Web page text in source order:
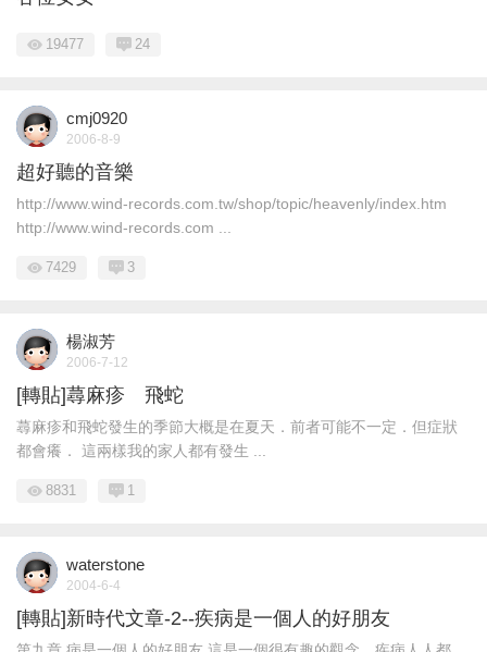
19477 24
cmj0920
2006-8-9
超好聽的音樂
http://www.wind-records.com.tw/shop/topic/heavenly/index.htm
http://www.wind-records.com ...
7429 3
楊淑芳
2006-7-12
[轉貼]蕁麻疹 飛蛇
蕁麻疹和飛蛇發生的季節大概是在夏天．前者可能不一定．但症狀
都會癢． 這兩樣我的家人都有發生 ...
8831 1
waterstone
2004-6-4
[轉貼]新時代文章-2--疾病是一個人的好朋友